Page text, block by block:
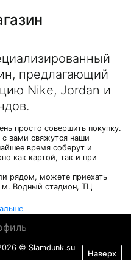
предлагающий
Nike, Jordan и
просто совершить покупку.
с вами свяжутся наши
время соберут и
как картой, так и при
рядом, можете приехать
м. Водный стадион, ТЦ
Наверх
© Slamdunk.su